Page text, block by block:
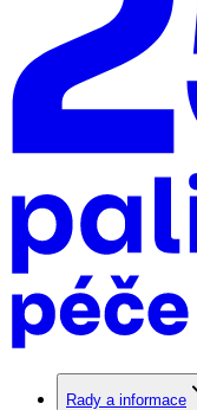
Rady a informace